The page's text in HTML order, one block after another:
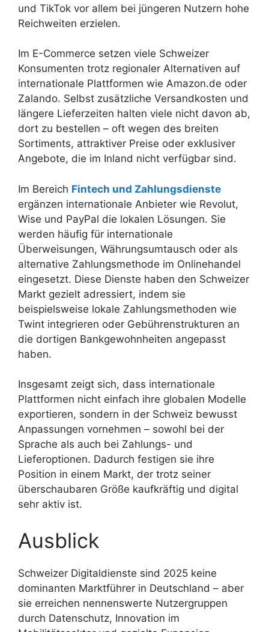
und TikTok vor allem bei jüngeren Nutzern hohe
Reichweiten erzielen.
Im E-Commerce setzen viele Schweizer
Konsumenten trotz regionaler Alternativen auf
internationale Plattformen wie Amazon.de oder
Zalando. Selbst zusätzliche Versandkosten und
längere Lieferzeiten halten viele nicht davon ab,
dort zu bestellen – oft wegen des breiten
Sortiments, attraktiver Preise oder exklusiver
Angebote, die im Inland nicht verfügbar sind.
Im Bereich Fintech und Zahlungsdienste
ergänzen internationale Anbieter wie Revolut,
Wise und PayPal die lokalen Lösungen. Sie
werden häufig für internationale
Überweisungen, Währungsumtausch oder als
alternative Zahlungsmethode im Onlinehandel
eingesetzt. Diese Dienste haben den Schweizer
Markt gezielt adressiert, indem sie
beispielsweise lokale Zahlungsmethoden wie
Twint integrieren oder Gebührenstrukturen an
die dortigen Bankgewohnheiten angepasst
haben.
Insgesamt zeigt sich, dass internationale
Plattformen nicht einfach ihre globalen Modelle
exportieren, sondern in der Schweiz bewusst
Anpassungen vornehmen – sowohl bei der
Sprache als auch bei Zahlungs- und
Lieferoptionen. Dadurch festigen sie ihre
Position in einem Markt, der trotz seiner
überschaubaren Größe kaufkräftig und digital
sehr aktiv ist.
Ausblick
Schweizer Digitaldienste sind 2025 keine
dominanten Marktführer in Deutschland – aber
sie erreichen nennenswerte Nutzergruppen
durch Datenschutz, Innovation im